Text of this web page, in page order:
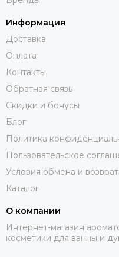
Информация
Доставка
Оплата
Контакты
Обратная связь
Скидки и бонусы
Блог
Политика
Пользовательское
Условия обмена и
Каталог
О компании
Интернет-магазин
косметики для ванны и